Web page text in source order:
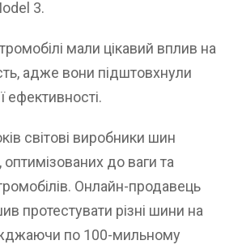
3.
мали цікавий вплив на
адже вони підштовхнули
ефективності.
світові виробники шин
до ваги та
Онлайн-продавець
протестувати різні шини на
по 100-мильному